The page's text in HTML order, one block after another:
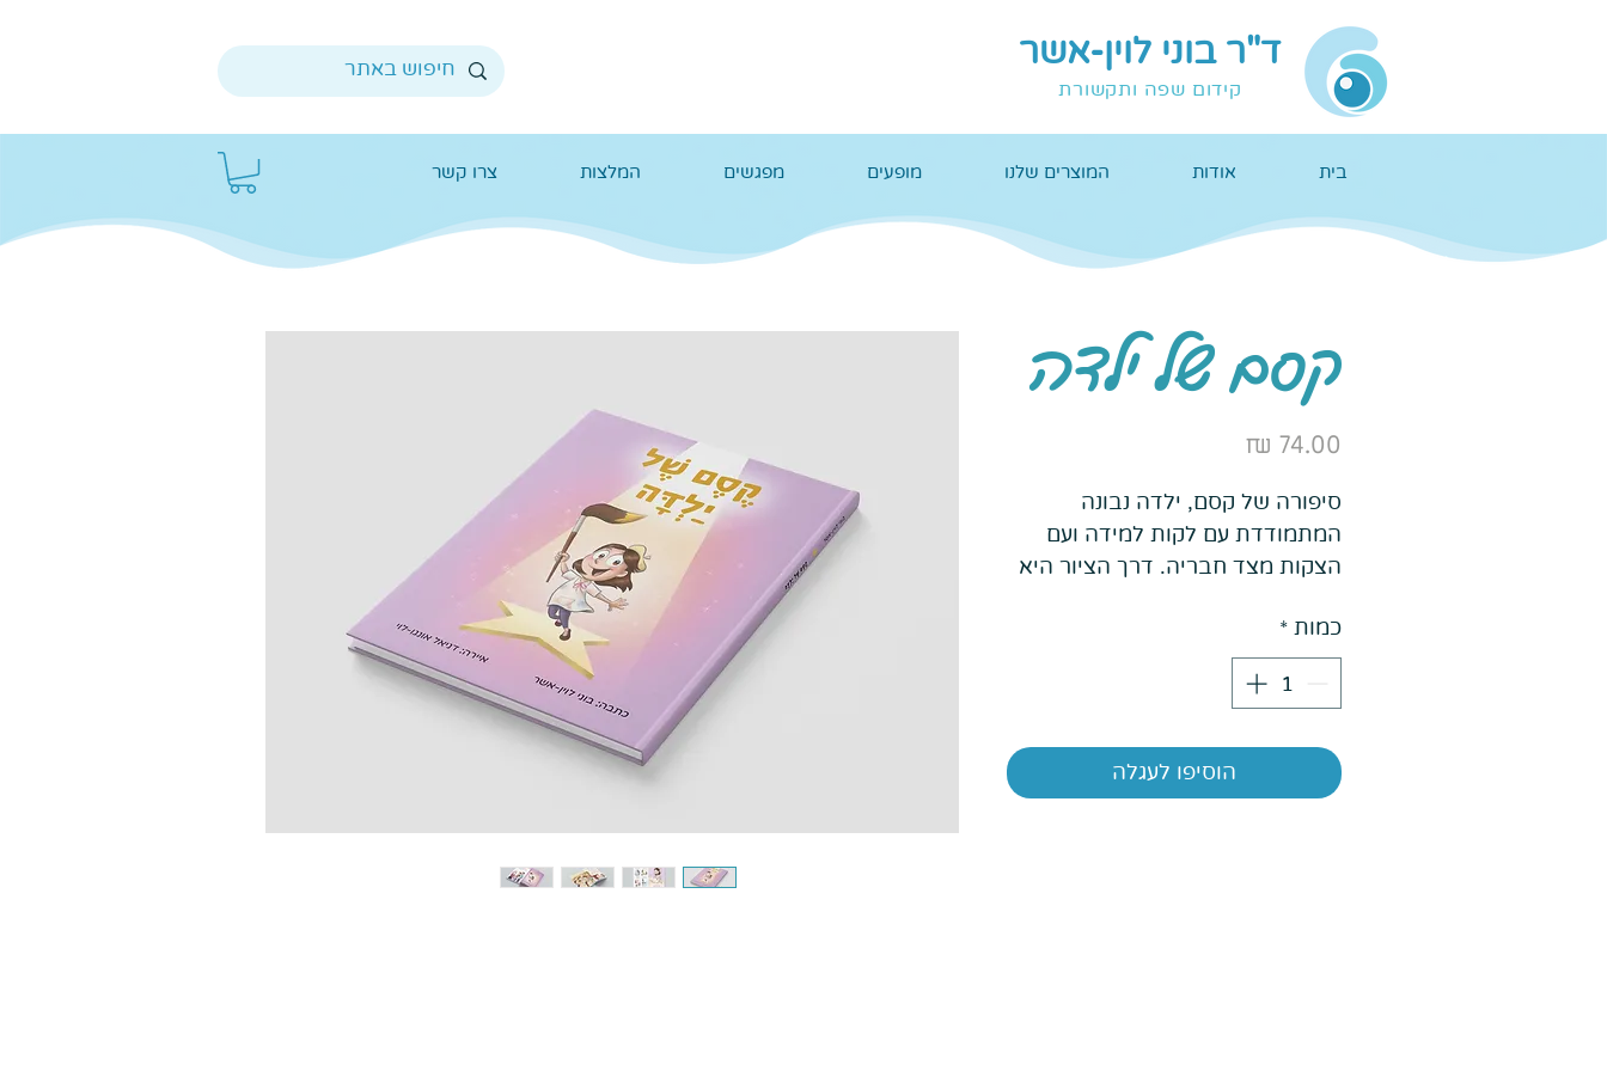
ד"ר בוני לוין-אשר
קידום שפה ותקשורת
בית אודות המוצרים שלנו מופעים מפגשים המלצות צרו קשר
קסם של ילדה
סיפורה של קסם, ילדה נבונה
המתמודדת עם לקות למידה ועם
הצקות מצד חבריה. דרך הציור היא
לומדים לראות את היופי והכוח שבה
ובעצמם.
כמות *
הוסיפו לעגלה